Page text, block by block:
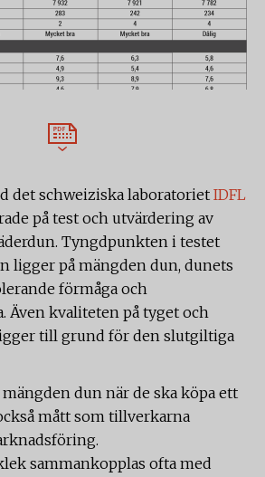
det schweiziska laboratoriet IDFL
på test och utvärdering av
Tyngdpunkten i testet
ligger på mängden dun, dunets
förmåga och
Även kvaliteten på tyget och
till grund för den slutgiltiga
dun när de ska köpa ett
mått som tillverkarna
sammankopplas ofta med